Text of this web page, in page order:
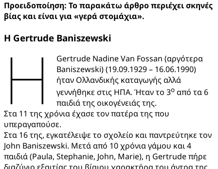
Προειδοποίηση: Το παρακάτω άρθρο περιέχει σκηνές
βίας και είναι για «γερά στομάχια».
Η Gertrude Baniszewski
H
Gertrude Nadine Van Fossan (αργότερα
Baniszewski) (19.09.1929 – 16.06.1990)
ήταν Ολλανδικής καταγωγής αλλά
γεννήθηκε στις ΗΠΑ. Ήταν το 3ο από τα 6
παιδιά της οικογένειάς της.
Στα 11 της χρόνια έχασε τον πατέρα της που
υπεραγαπούσε.
Στα 16 της, εγκατέλειψε το σχολείο και παντρεύτηκε τον
John Baniszewski. Μετά από 10 χρόνια γάμου και 4
παιδιά (Paula, Stephanie, John, Marie), η Gertrude πήρε